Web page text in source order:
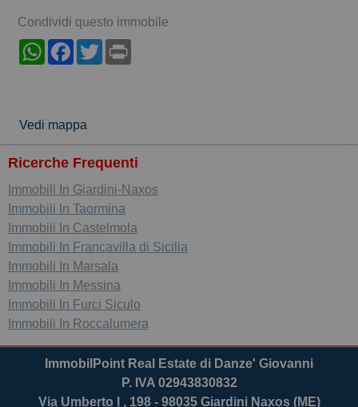
Condividi questo immobile
WhatsAppFacebook
Twitter
Vedi mappa
Ricerche Frequenti
Immobili In Giardini-Naxos
Immobili In Taormina
Immobili In Castelmola
Immobili In Francavilla di Sicilia
Immobili In Marsala
Immobili In Messina
Immobili In Furci Siculo
Immobili In Roccalumera
ImmobilPoint Real Estate di Danze' Giovanni
P. IVA 02943830832
Via Umberto I , 198 - 98035 Giardini Naxos (ME)